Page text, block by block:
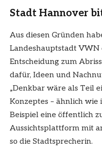
Stadt Hannover
Aus diesen Gründen
Landeshauptstadt VWN
Entscheidung zum
dafür, Ideen und
„Denkbar wäre als Teil
Konzeptes – ähnlich wie
Beispiel eine öffentlich
Aussichtsplattform mit
so die Stadtsprecherin.